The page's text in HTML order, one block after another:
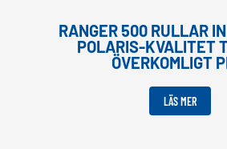
RANGER 500 RULLAR
POLARIS-KVALITET
ÖVERKOMLIGT
LÄS MER